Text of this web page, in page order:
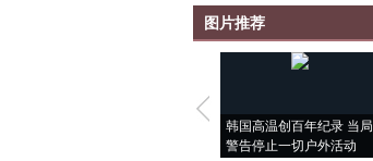
图片推荐
韩国高温创百年纪录 当局
警告停止一切户外活动